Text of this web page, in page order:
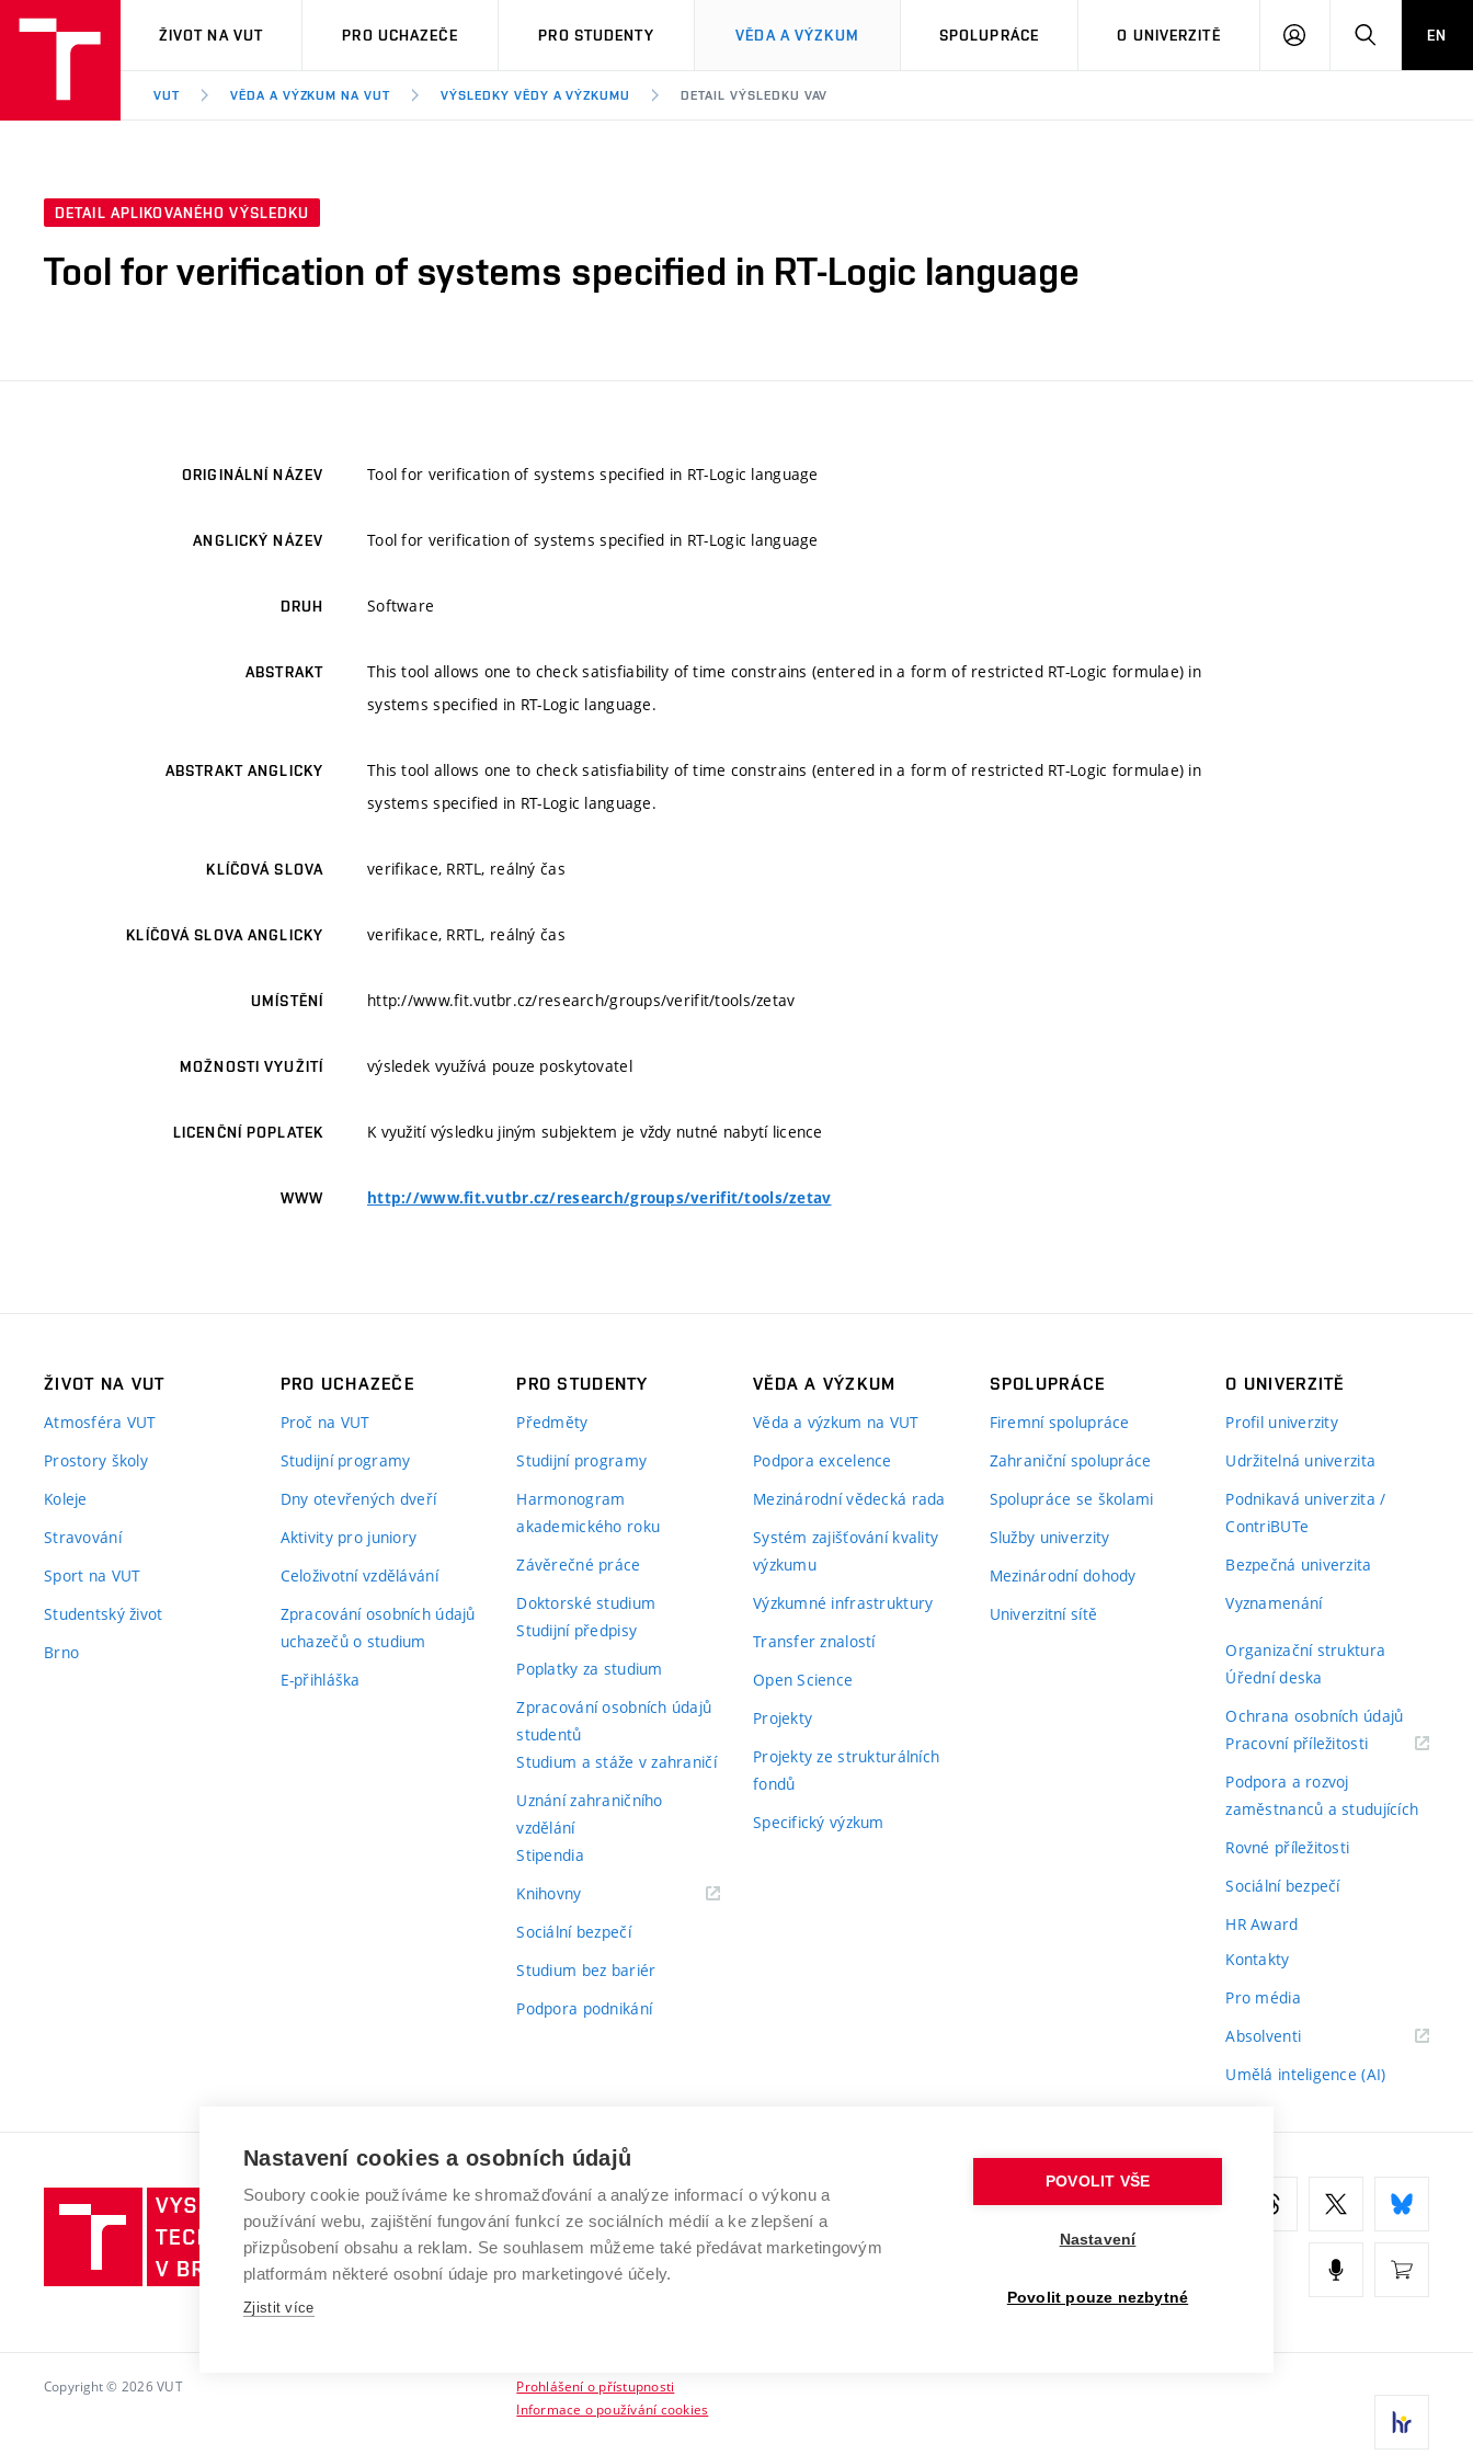
VUT
ŽIVOT NA VUT PRO UCHAZEČE PRO STUDENTY VĚDA A VÝZKUM SPOLUPRÁCE O UNIVERZITĚ
PŘIHLÁSIT HLEDATEN
VUT VĚDA A VÝZKUM NA VUT VÝSLEDKY VĚDY A VÝZKUMU DETAIL VÝSLEDKU VAV
DETAIL APLIKOVANÉHO VÝSLEDKU
Tool for verification of systems specified in RT-Logic language
ORIGINÁLNÍ NÁZEV Tool for verification of systems specified in RT-Logic language
ANGLICKÝ NÁZEV Tool for verification of systems specified in RT-Logic language
DRUH Software
ABSTRAKT
This tool allows one to check satisfiability of time constrains (entered in a form of restricted RT-Logic formulae) in
systems specified in RT-Logic language.
ABSTRAKT ANGLICKY
This tool allows one to check satisfiability of time constrains (entered in a form of restricted RT-Logic formulae) in
systems specified in RT-Logic language.
KLÍČOVÁ SLOVA verifikace, RRTL, reálný čas
KLÍČOVÁ SLOVA ANGLICKY verifikace, RRTL, reálný čas
UMÍSTĚNÍ http://www.fit.vutbr.cz/research/groups/verifit/tools/zetav
MOŽNOSTI VYUŽITÍ výsledek využívá pouze poskytovatel
LICENČNÍ POPLATEK K využití výsledku jiným subjektem je vždy nutné nabytí licence
WWW http://www.fit.vutbr.cz/research/groups/verifit/tools/zetav
ŽIVOT NA VUT
Atmosféra VUT
Prostory školy
Koleje
Stravování
Sport na VUT
Studentský život
Brno
PRO UCHAZEČE
Proč na VUT
Studijní programy
Dny otevřených dveří
Aktivity pro juniory
Celoživotní vzdělávání
Zpracování osobních údajů
uchazečů o studium
E-přihláška
PRO STUDENTY
Předměty
Studijní programy
Harmonogram
akademického roku
Závěrečné práce
Doktorské studium
Studijní předpisy
Poplatky za studium
Zpracování osobních údajů
studentů
Studium a stáže v zahraničí
Uznání zahraničního
vzdělání
Stipendia
Knihovny(externí
Sociální bezpečí
Studium bez bariér
Podpora podnikání
VĚDA A VÝZKUM
Věda a výzkum na VUT
Podpora excelence
Mezinárodní vědecká rada
Systém zajišťování kvality
výzkumu
Výzkumné infrastruktury
Transfer znalostí
Open Science
Projekty
Projekty ze strukturálních
fondů
Specifický výzkum
SPOLUPRÁCE
Firemní spolupráce
Zahraniční spolupráce
Spolupráce se školami
Služby univerzity
Mezinárodní dohody
Univerzitní sítě
O UNIVERZITĚ
Profil univerzity
Udržitelná univerzita
Podnikavá univerzita /
ContriBUTe
Bezpečná univerzita
Vyznamenání
Organizační struktura
Úřední deska
Ochrana osobních údajů
Pracovní příležitosti(externí
Podpora a rozvoj
zaměstnanců a studujících
Rovné příležitosti
Sociální bezpečí
HR Award
Kontakty
Pro média
Absolventi(externí
Umělá inteligence (AI)
Vysoké
učení
technické
v
VYSOKÉ UČENÍ TECHNICKÉ V BRNĚ
Antonínská 548/1
602 00 Brno
www.vut.cz
Copyright © 2026 VUT
Prohlášení o přístupnosti
Informace o používání cookies
Nastavení cookies a osobních údajů
Soubory cookie používáme ke shromažďování a analýze informací o výkonu a
používání webu, zajištění fungování funkcí ze sociálních médií a ke zlepšení a
přizpůsobení obsahu a reklam. Se souhlasem můžeme také předávat marketingovým
platformám některé osobní údaje pro marketingové účely.
Zjistit více
POVOLIT VŠE
Nastavení
Povolit pouze nezbytné